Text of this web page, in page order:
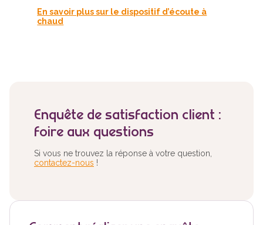
En savoir plus sur le dispositif d’écoute à
chaud
Enquête de satisfaction client :
foire aux questions
Si vous ne trouvez la réponse à votre question,
contactez-nous !